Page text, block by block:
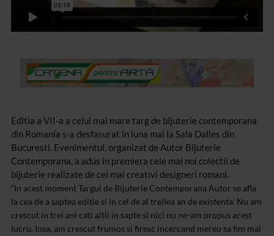
Editia a VII-a a celui mai mare targ de bijuterie contemporana
din Romania s-a desfasurat in luna mai la Sala Dalles din
Bucuresti. Evenimentul, organizat de Autor Bijuterie
Contemporana, a adus in premiera cele mai noi colectii de
bijuterie realizate de cei mai creativi designeri romani.
“In acest moment Targul de Bijuterie Contemporana Autor se afla
la cea de a saptea editie si in cel de al treilea an de existenta. Nu am
crescut in trei ani cati altii in sapte si nici nu ne-am propus acest
lucru. Insa, am crescut frumos si firesc incercand mereu sa fim mai